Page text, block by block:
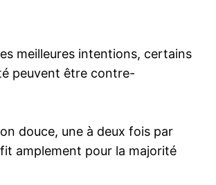
meilleures intentions, certains
peuvent être contre-
douce, une à deux fois par
amplement pour la majorité